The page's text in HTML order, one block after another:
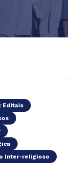
Editais
Inter-religioso